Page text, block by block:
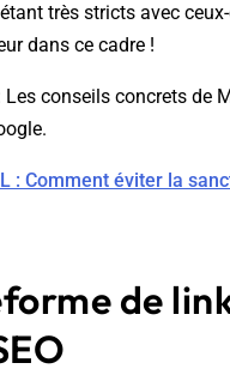
très stricts avec
dans ce cadre !
Les conseils concrets de
: Comment éviter la
de